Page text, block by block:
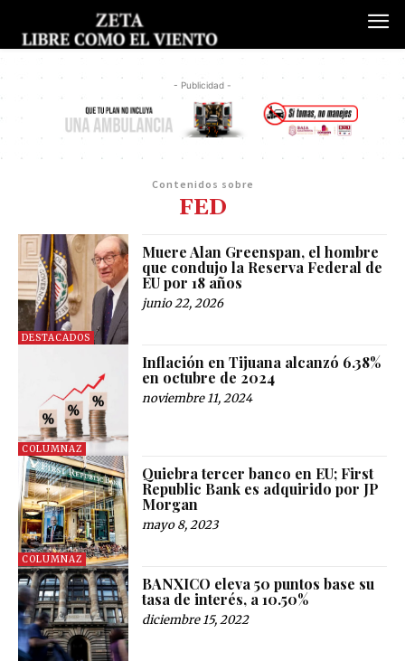
- Publicidad -
Contenidos sobre
FED
DESTACADOS
Muere Alan Greenspan, el hombre
que condujo la Reserva Federal de
EU por 18 años
junio 22, 2026
COLUMNAZ
Inflación en Tijuana alcanzó 6.38%
en octubre de 2024
noviembre 11, 2024
COLUMNAZ
Quiebra tercer banco en EU; First
Republic Bank es adquirido por JP
Morgan
mayo 8, 2023
BANXICO eleva 50 puntos base su
tasa de interés, a 10.50%
diciembre 15, 2022